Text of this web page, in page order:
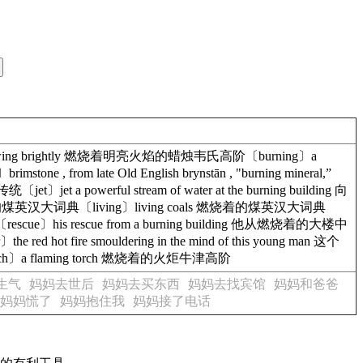
brightly 燃烧着明亮火焰的蜡烛韦氏高阶〔burning〕a
, from late Old English brynstān , "burning mineral,”
〔jet〕jet a powerful stream of water at the burning building 向
英汉大词典〔living〕living coals 燃烧着的煤英汉大词典
〕his rescue from a burning building 他从燃烧着的大楼中
red hot fire smouldering in the mind of this young man 这个
〕a flaming torch 燃烧着的火炬牛津高阶
气 妈妈去世后 妈妈去买东西 妈妈去找宾馆
妈妈和爸爸
妈妈慌了 妈妈抱住我 妈妈接了电话